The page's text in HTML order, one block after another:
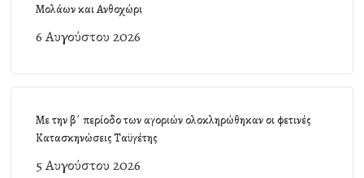
Μολάων και Ανθοχώρι
6 Αυγούστου 2026
Με την β΄ περίοδο των αγοριών ολοκληρώθηκαν οι φετινές
Κατασκηνώσεις Ταϋγέτης
5 Αυγούστου 2026